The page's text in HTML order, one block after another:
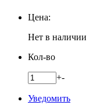
Цена:
Нет в наличии
Кол-во
+-
Уведомить